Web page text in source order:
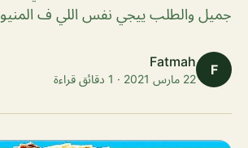
جميل والطلب ييجي نفس اللي ف المنيو
F
Fatmah
22 مارس 2021 · 1 دقائق قراءة